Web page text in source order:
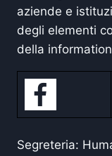
aziende e
degli elementi
della
Segreteria: